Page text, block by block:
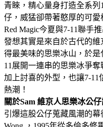
青睞，精心量身打造全系列
仔，威猛卻帶著憨厚的可愛
Red Magic今夏與7-11聯手
發想其實是來自於古代的維
得最美味的思樂冰山，於
11展開一連串的思樂冰爭
加上討喜的外型，也讓7-
熱潮！
關於Sam 維京人思樂冰公
引爆這股公仔蒐藏風潮的幕